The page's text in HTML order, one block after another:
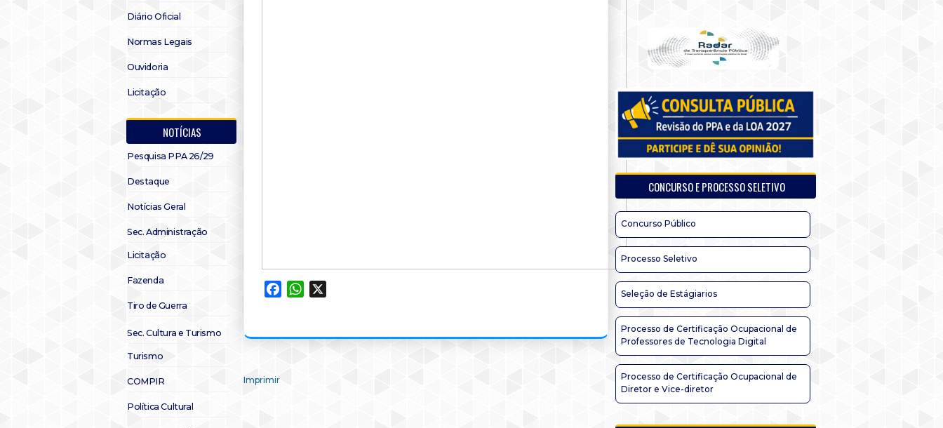
Diário Oficial
Normas Legais
Ouvidoria
Licitação
NOTÍCIAS
Pesquisa PPA 26/29
Destaque
Notícias Geral
Sec. Administração
Licitação
Fazenda
Tiro de Guerra
Sec. Cultura e Turismo
Turismo
COMPIR
Política Cultural
FacebookWhatsApp
Imprimir
CONCURSO E PROCESSO SELETIVO
Concurso Público
Processo Seletivo
Seleção de Estágiarios
Processo de Certificação Ocupacional de
Professores de Tecnologia Digital
Processo de Certificação Ocupacional de
Diretor e Vice-diretor